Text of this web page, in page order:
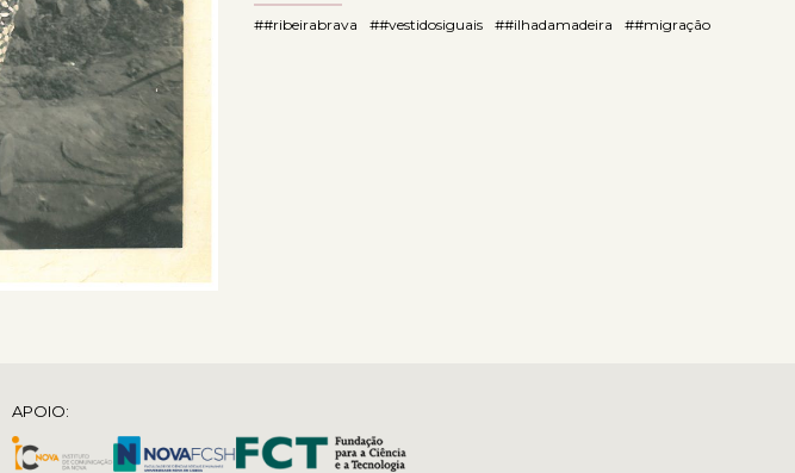
##ribeirabrava ##vestidosiguais ##ilhadamadeira ##migração
APOIO: